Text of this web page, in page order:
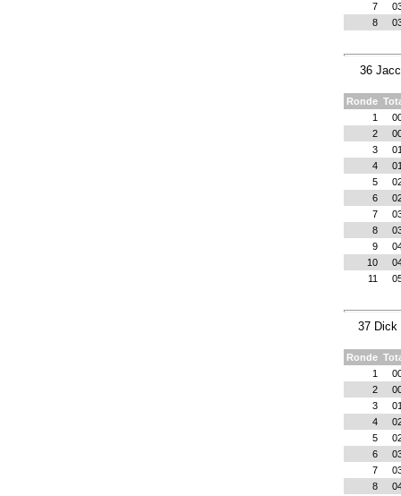
7
8
36
Ronde
1
2
3
4
5
6
7
8
9
10
11
37 Dick
Ronde
1
2
3
4
5
6
7
8